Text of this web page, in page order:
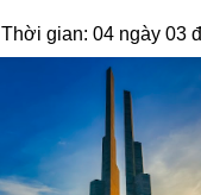
Thời gian: 04 ngày 03